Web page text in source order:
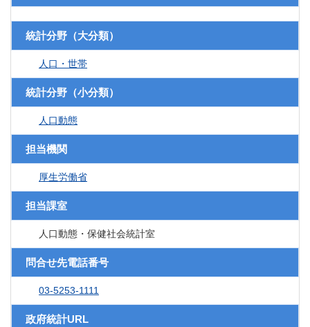
統計分野（大分類）
人口・世帯
統計分野（小分類）
人口動態
担当機関
厚生労働省
担当課室
人口動態・保健社会統計室
問合せ先電話番号
03-5253-1111
政府統計URL